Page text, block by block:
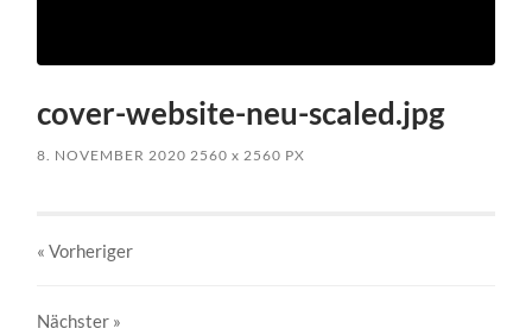
cover-website-neu-scaled.jpg
8. NOVEMBER 2020 2560x 2560 PX
« Vorheriger
Nächster »